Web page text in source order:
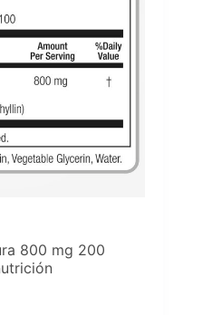
800 mg 200